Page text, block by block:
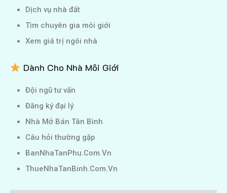
Dịch vụ nhà đất
Tìm chuyên gia môi giới
Xem giá trị ngôi nhà
Dành Cho Nhà Môi Giới
Đội ngũ tư vấn
Đăng ký đại lý
Nhà Mở Bán Tân Bình
Câu hỏi thường gặp
BanNhaTanPhu.Com.Vn
ThueNhaTanBinh.Com.Vn